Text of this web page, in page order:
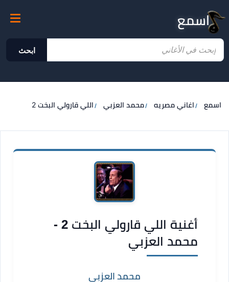
اسمع
ابحث
اسمع اغاني مصريه محمد العزبي اللي قارولي البخت 2
أغنية اللي قارولي البخت 2 -
محمد العزبي
محمد العزبي